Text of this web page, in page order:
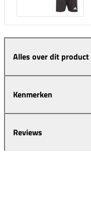
Alles over dit product
Kenmerken
Reviews